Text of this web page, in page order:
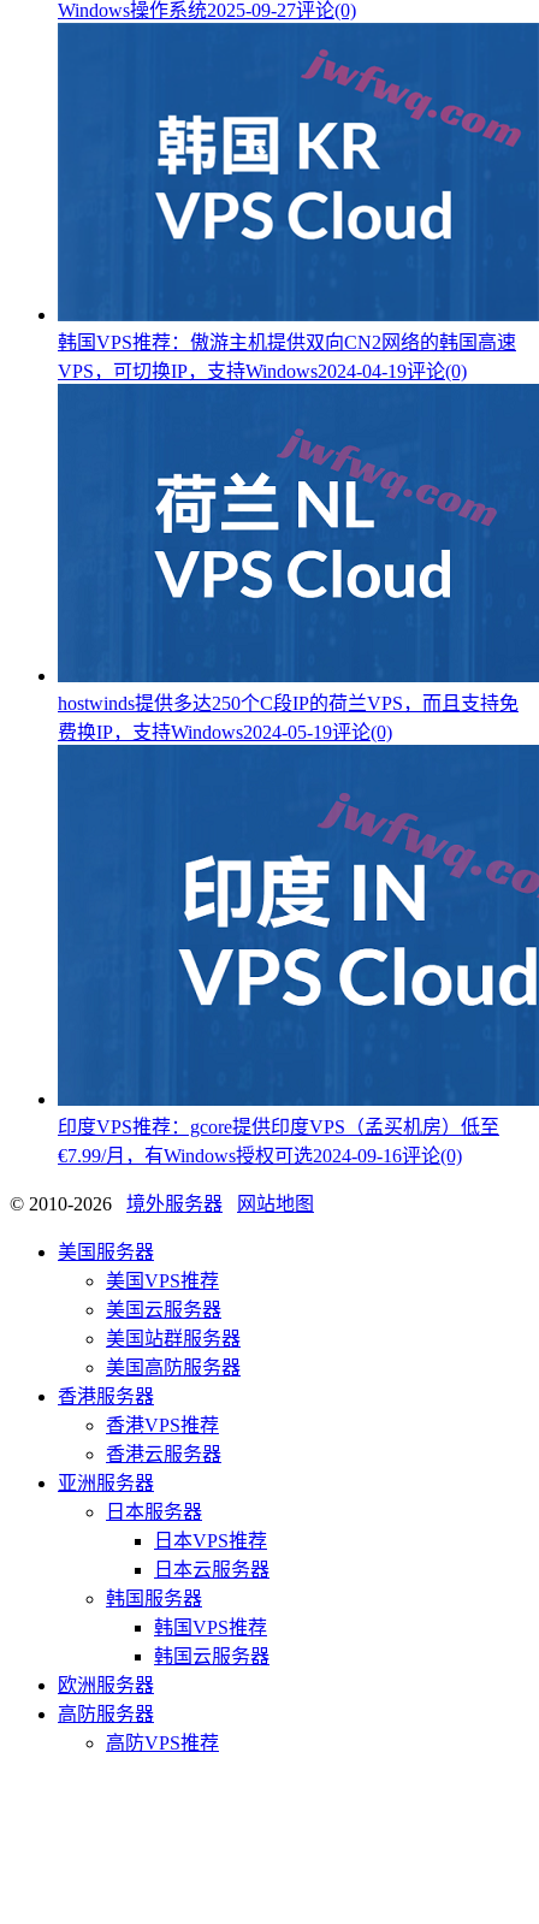
Windows操作系统2025-09-27评论(0)
韩国VPS推荐：傲游主机提供双向CN2网络的韩国高速
VPS，可切换IP，支持Windows2024-04-19评论(0)
hostwinds提供多达250个C段IP的荷兰VPS，而且支持免
费换IP，支持Windows2024-05-19评论(0)
印度VPS推荐：gcore提供印度VPS（孟买机房）低至
€7.99/月，有Windows授权可选2024-09-16评论(0)
© 2010-2026 境外服务器 网站地图
美国服务器
美国VPS推荐
美国云服务器
美国站群服务器
美国高防服务器
香港服务器
香港VPS推荐
香港云服务器
亚洲服务器
日本服务器
日本VPS推荐
日本云服务器
韩国服务器
韩国VPS推荐
韩国云服务器
欧洲服务器
高防服务器
高防VPS推荐